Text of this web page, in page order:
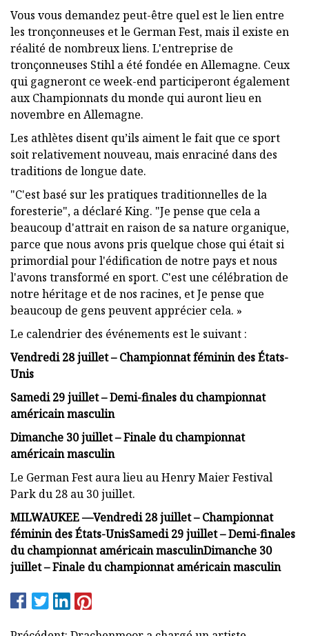
Vous vous demandez peut-être quel est le lien entre
les tronçonneuses et le German Fest, mais il existe en
réalité de nombreux liens. L'entreprise de
tronçonneuses Stihl a été fondée en Allemagne. Ceux
qui gagneront ce week-end participeront également
aux Championnats du monde qui auront lieu en
novembre en Allemagne.
Les athlètes disent qu’ils aiment le fait que ce sport
soit relativement nouveau, mais enraciné dans des
traditions de longue date.
"C'est basé sur les pratiques traditionnelles de la
foresterie", a déclaré King. "Je pense que cela a
beaucoup d'attrait en raison de sa nature organique,
parce que nous avons pris quelque chose qui était si
primordial pour l'édification de notre pays et nous
l'avons transformé en sport. C'est une célébration de
notre héritage et de nos racines, et Je pense que
beaucoup de gens peuvent apprécier cela. »
Le calendrier des événements est le suivant :
Vendredi 28 juillet – Championnat féminin des États-
Unis
Samedi 29 juillet – Demi-finales du championnat
américain masculin
Dimanche 30 juillet – Finale du championnat
américain masculin
Le German Fest aura lieu au Henry Maier Festival
Park du 28 au 30 juillet.
MILWAUKEE —Vendredi 28 juillet – Championnat
féminin des États-UnisSamedi 29 juillet – Demi-finales
du championnat américain masculinDimanche 30
juillet – Finale du championnat américain masculin